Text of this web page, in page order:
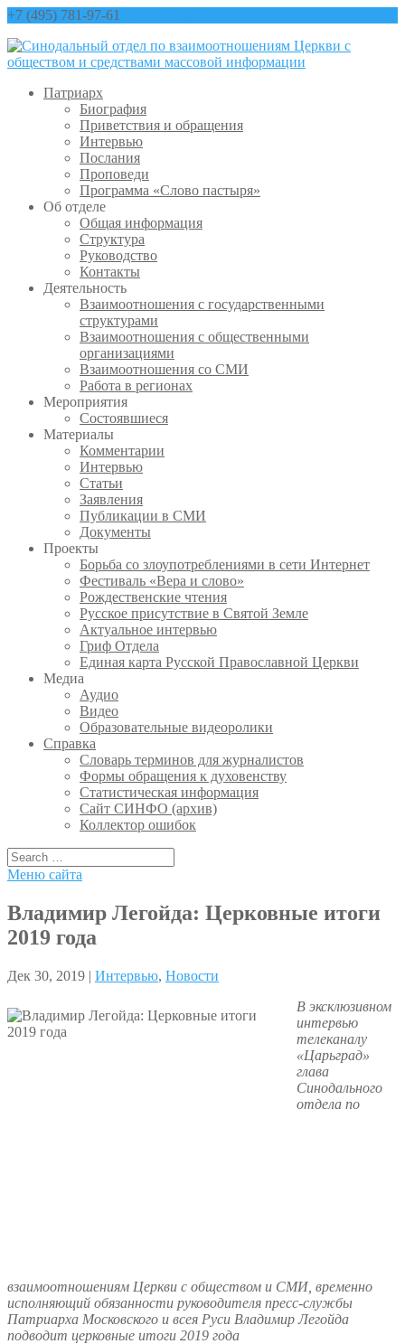
+7 (495) 781-97-61
Патриарх
Биография
Приветствия и обращения
Интервью
Послания
Проповеди
Программа «Слово пастыря»
Об отделе
Общая информация
Структура
Руководство
Контакты
Деятельность
Взаимоотношения с государственными
структурами
Взаимоотношения с общественными
организациями
Взаимоотношения со СМИ
Работа в регионах
Мероприятия
Состоявшиеся
Материалы
Комментарии
Интервью
Статьи
Заявления
Публикации в СМИ
Документы
Проекты
Борьба со злоупотреблениями в сети Интернет
Фестиваль «Вера и слово»
Рождественские чтения
Русское присутствие в Святой Земле
Актуальное интервью
Гриф Отдела
Единая карта Русской Православной Церкви
Медиа
Аудио
Видео
Образовательные видеоролики
Справка
Словарь терминов для журналистов
Формы обращения к духовенству
Статистическая информация
Сайт СИНФО (архив)
Коллектор ошибок
Меню сайта
Владимир Легойда: Церковные итоги
2019 года
Дек 30, 2019 | Интервью, Новости
В эксклюзивном
интервью
телеканалу
«Царьград»
глава
Синодального
отдела по
взаимоотношениям Церкви с обществом и СМИ, временно
исполняющий обязанности руководителя пресс-службы
Патриарха Московского и всея Руси Владимир Легойда
подводит церковные итоги 2019 года